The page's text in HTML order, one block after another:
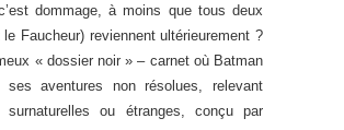
dommage, à moins que tous deux
Faucheur) reviennent ultérieurement ?
« dossier noir » – carnet où Batman
ses aventures non résolues, relevant
surnaturelles ou étranges, conçu par